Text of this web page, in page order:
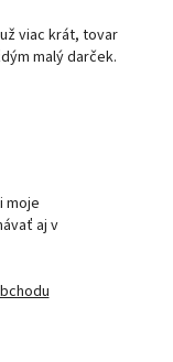
viac krát, tovar
malý darček.
moje
aj v